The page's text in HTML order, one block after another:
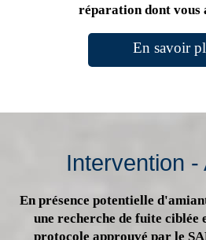
réparation dont vous
En savoir
Intervention -
En présence potentielle
une recherche de fuite ciblée
protocole approuvé par le